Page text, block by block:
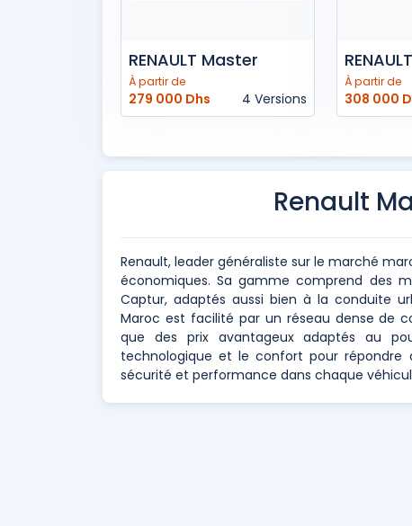
RENAULT Master
À partir de
279 000 Dhs 4 Versions
À partir de
308 000
Renault
Renault, leader généraliste sur le marché
économiques. Sa gamme comprend des
Captur, adaptés aussi bien à la conduite
Maroc est facilité par un réseau dense de
que des prix avantageux adaptés au
technologique et le confort pour répondre
sécurité et performance dans chaque